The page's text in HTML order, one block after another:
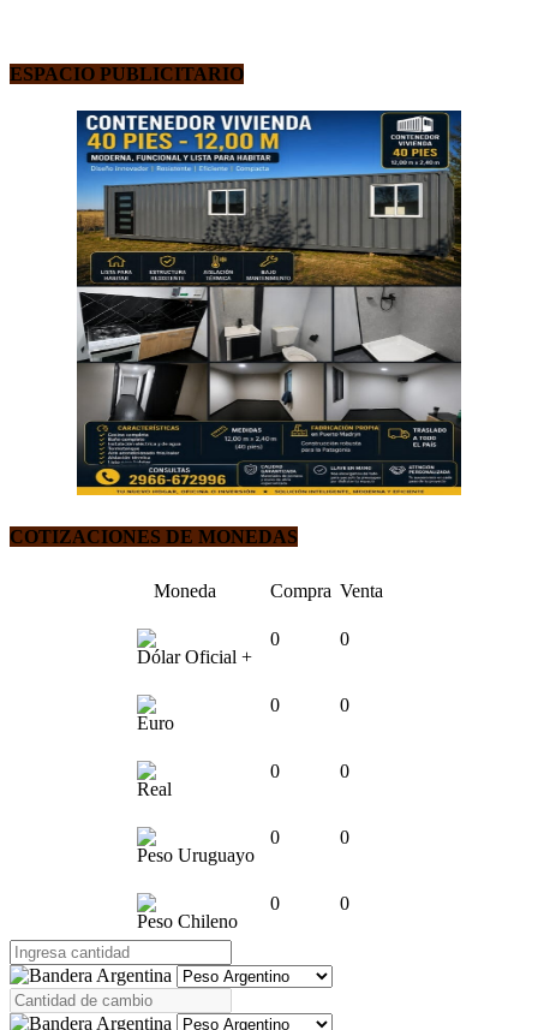
ESPACIO PUBLICITARIO
COTIZACIONES DE MONEDAS
Moneda Compra Venta
Dólar Oficial +
0 0
Euro
0 0
Real
0 0
Peso Uruguayo
0 0
Peso Chileno
0 0